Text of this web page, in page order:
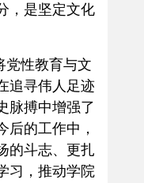
，是坚定文化
党性教育与文
追寻伟人足迹
脉搏中增强了
后的工作中，
的斗志、更扎
习，推动学院